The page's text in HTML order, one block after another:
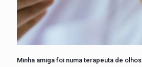
Minha amiga foi numa terapeuta de olhos